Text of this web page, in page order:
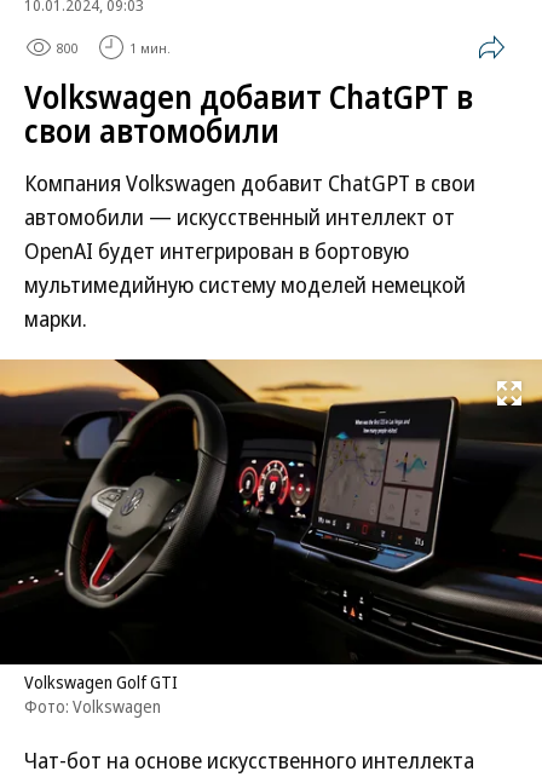
10.01.2024, 09:03
800 1 мин.
Volkswagen добавит ChatGPT в
свои автомобили
Компания Volkswagen добавит ChatGPT в свои
автомобили — искусственный интеллект от
OpenAI будет интегрирован в бортовую
мультимедийную систему моделей немецкой
марки.
Развернуть
Volkswagen Golf GTI
Фото: Volkswagen
Чат-бот на основе искусственного интеллекта